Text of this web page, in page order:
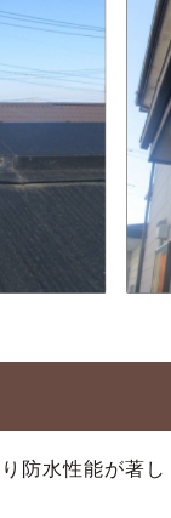
防水性能が著